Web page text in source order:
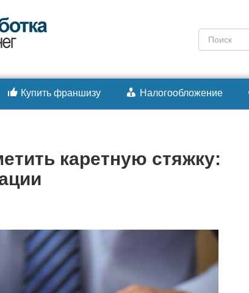
Поиск:
Купить франшизу Налогообложение
каретную стяжку: